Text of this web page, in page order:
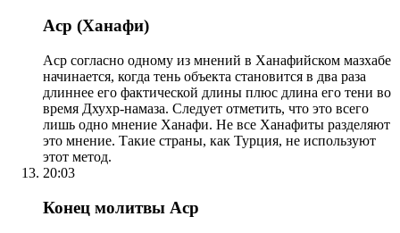
Аср (Ханафи)
Аср согласно одному из мнений в Ханафийском мазхабе
начинается, когда тень объекта становится в два раза
длиннее его фактической длины плюс длина его тени во
время Дхухр-намаза. Следует отметить, что это всего
лишь одно мнение Ханафи. Не все Ханафиты разделяют
это мнение. Такие страны, как Турция, не используют
этот метод.
20:03
Конец молитвы Аср